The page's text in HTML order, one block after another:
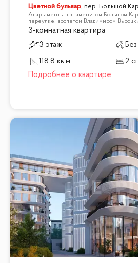
Цветной бульвар,пер. Большой
Апартаменты в знаменитом Большом
переулке, воспетом Владимиром
3-комнатная квартира
3 этаж
118.8 кв.м
2